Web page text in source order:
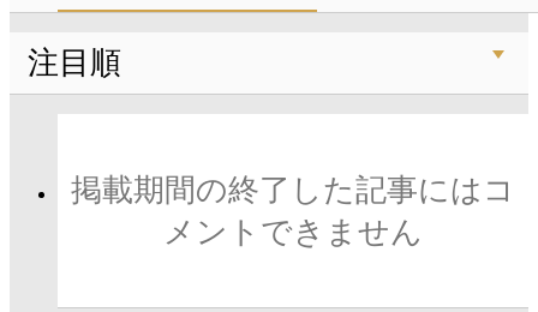
注目順
掲載期間の終了した記事にはコ
メントできません